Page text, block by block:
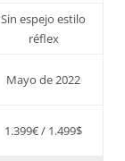
Sin espejo estilo
réflex
Mayo de 2022
1.399€ / 1.499$